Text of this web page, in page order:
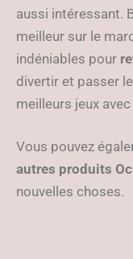
aussi intéressant.
meilleur sur le
indéniables pour
divertir et passer
meilleurs jeux
Vous pouvez
autres produits
nouvelles choses.